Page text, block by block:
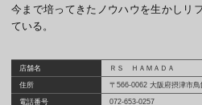
今まで培ってきたノウハウを生かしリ
ている。
店舗名 ＲＳ ＨＡＭＡＤＡ
住所 〒566-0062 大阪府摂津市鳥
電話番号 072-653-0257